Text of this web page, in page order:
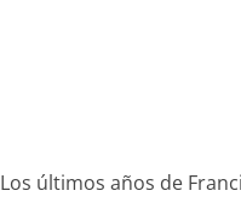
Los últimos años de